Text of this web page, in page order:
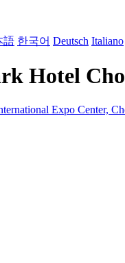
語 한국어 Deutsch Italiano
Hotel
Expo Center,